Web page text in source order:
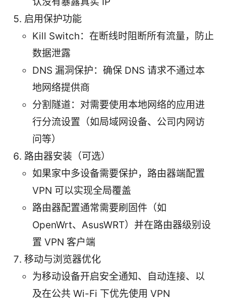
启用保护功能
Kill Switch：在断线时阻断所有流量，防止
数据泄露
DNS 漏洞保护：确保 DNS 请求不通过本
地网络提供商
分割隧道：对需要使用本地网络的应用进
行分流设置（如局域网设备、公司内网访
问等）
路由器安装（可选）
如果家中多设备需要保护，路由器端配置
VPN 可以实现全局覆盖
路由器配置通常需要刷固件（如
OpenWrt、AsusWRT）并在路由器级别设
置 VPN 客户端
移动与浏览器优化
为移动设备开启安全通知、自动连接、以
及在公共 Wi-Fi 下优先使用 VPN